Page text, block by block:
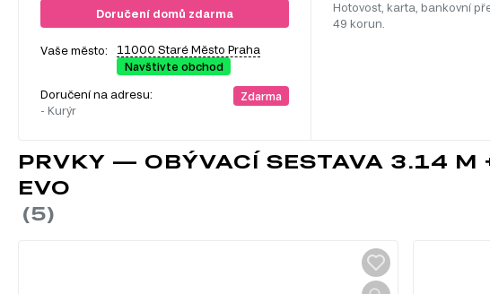
Doručení domů zdarma
Vaše město:
11000 Staré Město Praha
Navštivte obchod
Doručení na adresu:
- Kurýr
Zdarma
Hotovost, karta, bankovní
49 korun.
PRVKY — OBÝVACÍ SESTAVA 3.14 M
EVO